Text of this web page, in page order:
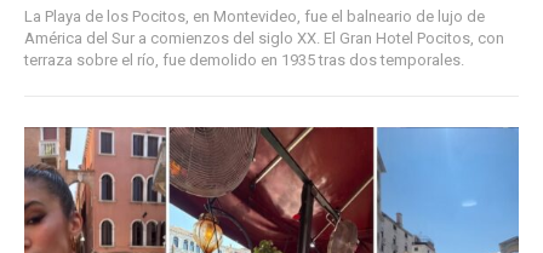
La Playa de los Pocitos, en Montevideo, fue el balneario de lujo de
América del Sur a comienzos del siglo XX. El Gran Hotel Pocitos, con
terraza sobre el río, fue demolido en 1935 tras dos temporales.